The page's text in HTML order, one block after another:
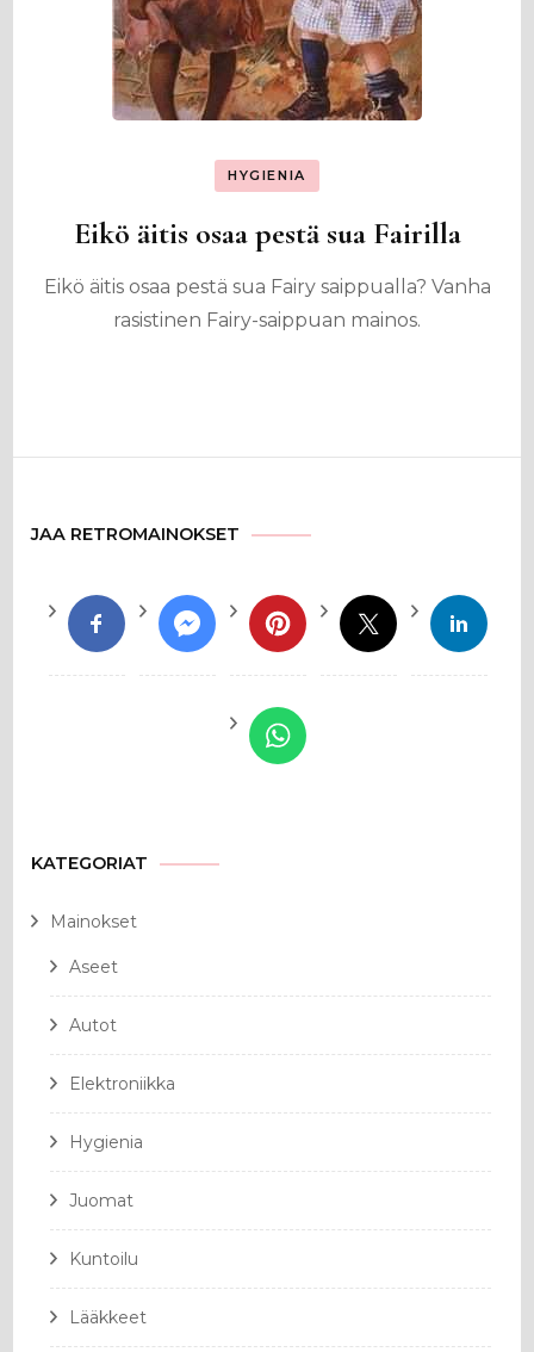
HYGIENIA
Eikö äitis osaa pestä sua Fairilla
Eikö äitis osaa pestä sua Fairy saippualla? Vanha
rasistinen Fairy-saippuan mainos.
JAA RETROMAINOKSET
KATEGORIAT
Mainokset
Aseet
Autot
Elektroniikka
Hygienia
Juomat
Kuntoilu
Lääkkeet